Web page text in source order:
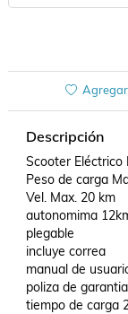
Descripción
Scooter Eléctrico
Peso de carga
Vel. Max. 20 km
autonomima
plegable
incluye correa
manual de
poliza de
tiempo de carga